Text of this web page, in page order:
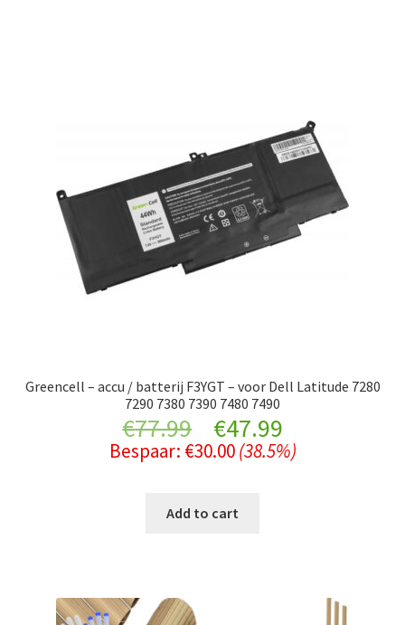
Greencell – accu / batterij F3YGT – voor Dell Latitude 7280
7290 7380 7390 7480 7490
€77.99
Original
price
was:
€47.99Current
price
Bespaar: €30.00 (38.5%)
Add to cart